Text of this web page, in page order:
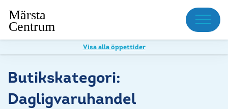
Meny
Visa alla öppettider
Butikskategori:
Dagligvaruhandel